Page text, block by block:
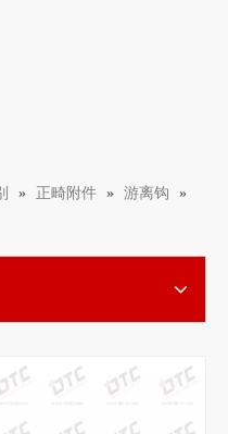
» 正畸附件 » 游离钩
»